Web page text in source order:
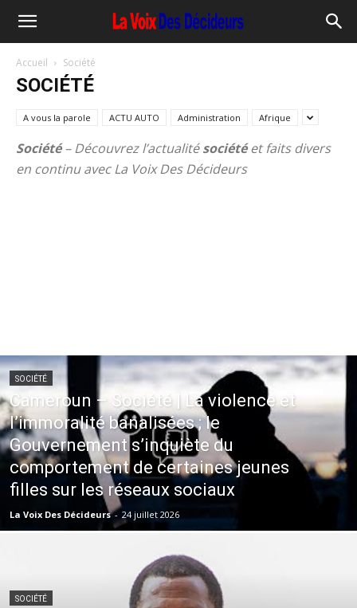
Accueil Société
SOCIÉTÉ
A vous la parole ACTU AUTO Administration Afrique
Société– Découvrez l’actualitésociétéet faits divers
en continu avec La Voix Des Décideurs
SOCIÉTÉ
Cameroun – Société | La violence et
l’immoralité banalisées ; le
Gouvernement s’inquiète du
comportement de certaines jeunes
filles sur les réseaux sociaux
La Voix Des Décideurs - 24 juillet 2026
SOCIÉTÉ